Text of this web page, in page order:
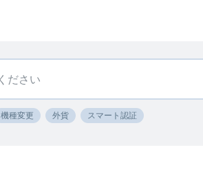
機種変更 外貨 スマート認証